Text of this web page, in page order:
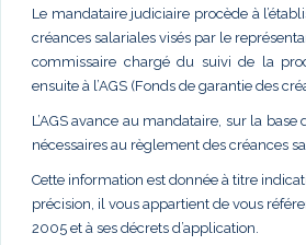
Le mandataire judiciaire procède à
créances salariales visés par le
commissaire chargé du suivi de la
ensuite à l’AGS (Fonds de garantie des
L’AGS avance au mandataire, sur la base
nécessaires au règlement des créances
Cette information est donnée à titre
précision, il vous appartient de vous
2005 et à ses décrets d’application.